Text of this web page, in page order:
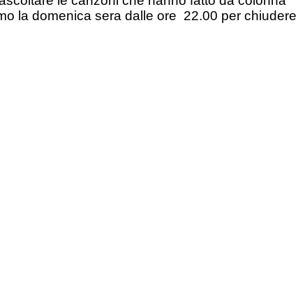
la domenica sera dalle ore 22.00 per chiudere